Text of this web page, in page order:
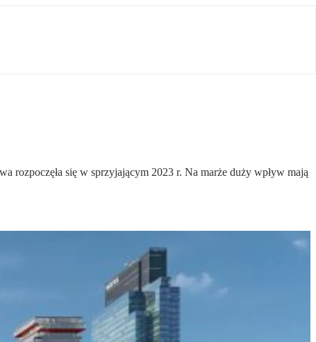
rozpoczęła się w sprzyjającym 2023 r. Na marże duży wpływ mają